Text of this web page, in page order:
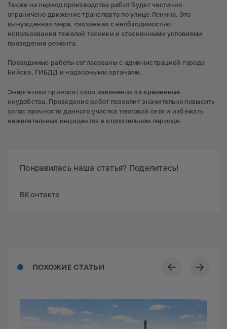
Также на период производства работ будет частично
ограничено движение транспорта по улице Ленина. Это
вынужденная мера, связанная с необходимостью
использования тяжелой техники и стесненными условиями
проведения ремонта.
Проводимые работы согласованы с администрацией города
Бийска, ГИБДД и надзорными органами.
Энергетики приносят свои извинения за временные
неудобства. Проведение работ позволит значительно повысить
запас прочности данного участка тепловой сети и избежать
нежелательных инцидентов в отопительном периоде.
Понравилась наша статья? Поделитесь!
ВКонтакте
ПОХОЖИЕ СТАТЬИ